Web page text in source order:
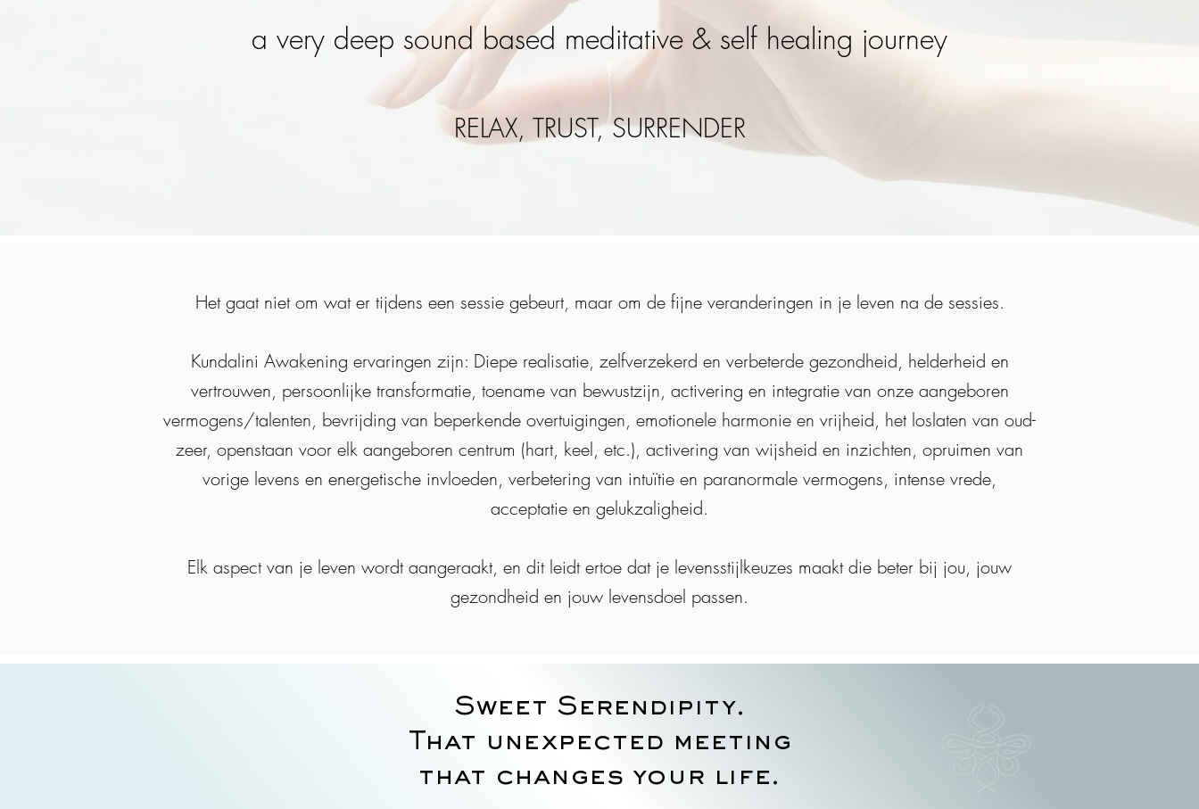
a very deep sound based meditative & self healing journey
RELAX, TRUST, SURRENDER
Het gaat niet om wat er tijdens een sessie gebeurt, maar om de fijne veranderingen in je leven na de sessies.
Kundalini Awakening ervaringen zijn: Diepe realisatie, zelfverzekerd en verbeterde gezondheid, helderheid en
vertrouwen, persoonlijke transformatie, toename van bewustzijn, activering en integratie van onze aangeboren
vermogens/talenten, bevrijding van beperkende overtuigingen, emotionele harmonie en vrijheid, het loslaten van oud-
zeer, openstaan voor elk aangeboren centrum (hart, keel, etc.), activering van wijsheid en inzichten, opruimen van
vorige levens en energetische invloeden, verbetering van intuïtie en paranormale vermogens, intense vrede,
acceptatie en gelukzaligheid.
Elk aspect van je leven wordt aangeraakt, en dit leidt ertoe dat je levensstijlkeuzes maakt die beter bij jou, jouw
gezondheid en jouw levensdoel passen.
Sweet Serendipity.
That unexpected meeting
that changes your life.